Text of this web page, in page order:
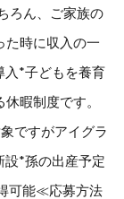
ろん、ご家族の
た時に収入の一
入*子どもを養育
暇制度です。
ですがアイグラ
設*孫の出産予定
可能≪応募方法